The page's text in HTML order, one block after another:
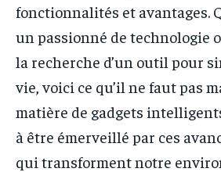
fonctionnalités et avantages.
un passionné de technologie
la recherche d’un outil pour
vie, voici ce qu’il ne faut pas
matière de gadgets
à être émerveillé par ces
qui transforment notre